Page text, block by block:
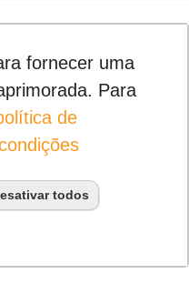
fornecer uma
Para
de
todos